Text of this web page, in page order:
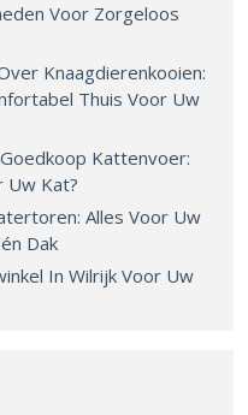
Voor Zorgeloos
Knaagdierenkooien:
Thuis Voor Uw
Kattenvoer:
Uw Kat?
Alles Voor Uw
Dak
In Wilrijk Voor Uw